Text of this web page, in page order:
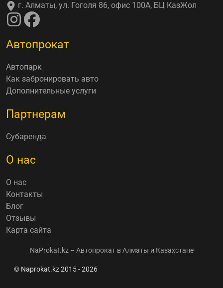
г. Алматы, ул. Гоголя 86, офис 100А, БЦ КазЖол
Автопрокат
Автопарк
Как забронировать авто
Дополнительные услуги
Партнерам
Субаренда
О нас
О нас
Контакты
Блог
Отзывы
Карта сайта
NaProkat.kz – Автопрокат в Алматы и Казахстане
© Naprokat.kz 2015 - 2026